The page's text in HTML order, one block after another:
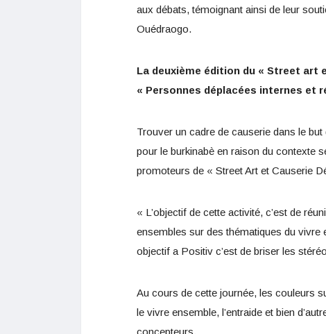
aux débats, témoignant ainsi de leur
Ouédraogo.
La deuxième édition du « Street art
« Personnes déplacées internes et
Trouver un cadre de causerie dans le
pour le burkinabè en raison du contexte
promoteurs de « Street Art et Causerie
« L’objectif de cette activité, c’est de
ensembles sur des thématiques du
objectif a Positiv c’est de briser les
Au cours de cette journée, les couleurs
le vivre ensemble, l’entraide et bien
concepteurs.